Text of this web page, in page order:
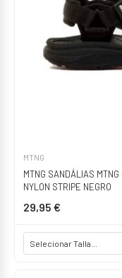
MTNG
MTNG SANDÁLIAS
NYLON STRIPE NEGRO
29,95 €